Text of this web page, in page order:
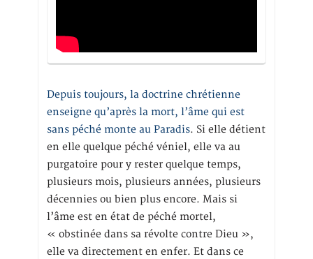
Depuis toujours, la doctrine chrétienne
enseigne qu’après la mort, l’âme qui est
sans péché monte au Paradis. Si elle détient
en elle quelque péché véniel, elle va au
purgatoire pour y rester quelque temps,
plusieurs mois, plusieurs années, plusieurs
décennies ou bien plus encore. Mais si
l’âme est en état de péché mortel,
« obstinée dans sa révolte contre Dieu »,
elle va directement en enfer. Et dans ce